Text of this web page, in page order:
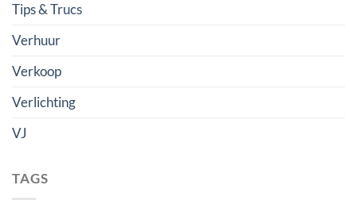
Tips & Trucs
Verhuur
Verkoop
Verlichting
VJ
TAGS